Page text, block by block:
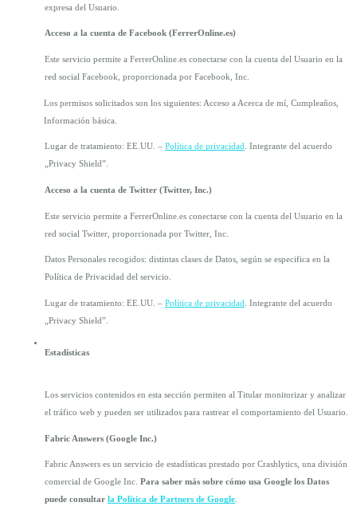
expresa del Usuario.
Acceso a la cuenta de Facebook (FerrerOnline.es)
Este servicio permite a FerrerOnline.es conectarse con la cuenta del Usuario en la
red social Facebook, proporcionada por Facebook, Inc.
Los permisos solicitados son los siguientes: Acceso a Acerca de mí, Cumpleaños,
Información básica.
Lugar de tratamiento: EE.UU. – Política de privacidad
. Integrante del acuerdo
„Privacy Shield”.
Acceso a la cuenta de Twitter (Twitter, Inc.)
Este servicio permite a FerrerOnline.es conectarse con la cuenta del Usuario en la
red social Twitter, proporcionada por Twitter, Inc.
Datos Personales recogidos: distintas clases de Datos, según se especifica en la
Política de Privacidad del servicio.
Lugar de tratamiento: EE.UU. – Política de privacidad . Integrante del acuerdo
„Privacy Shield”.
Estadísticas
Los servicios contenidos en esta sección permiten al Titular monitorizar y analizar
el tráfico web y pueden ser utilizados para rastrear el comportamiento del Usuario.
Fabric Answers (Google Inc.)
Fabric Answers es un servicio de estadísticas prestado por Crashlytics, una división
comercial de Google Inc. Para saber más sobre cómo usa Google los Datos
puede consultar la Política de Partners de Google